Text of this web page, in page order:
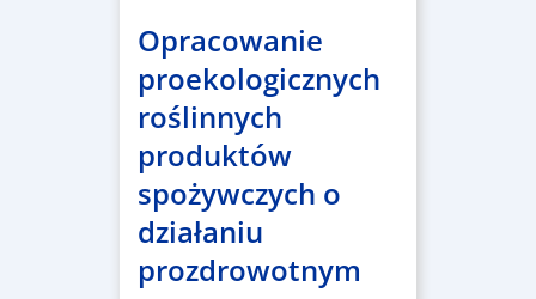
Opracowanie
proekologicznych
roślinnych
produktów
spożywczych o
działaniu
prozdrowotnym